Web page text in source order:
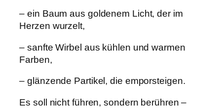
– ein Baum aus goldenem Licht, der im
Herzen wurzelt,
– sanfte Wirbel aus kühlen und warmen
Farben,
– glänzende Partikel, die emporsteigen.
Es soll nicht führen, sondern berühren –